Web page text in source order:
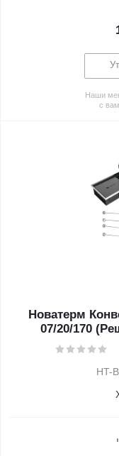
Наши
с
Новатерм
07/20/170
HT-